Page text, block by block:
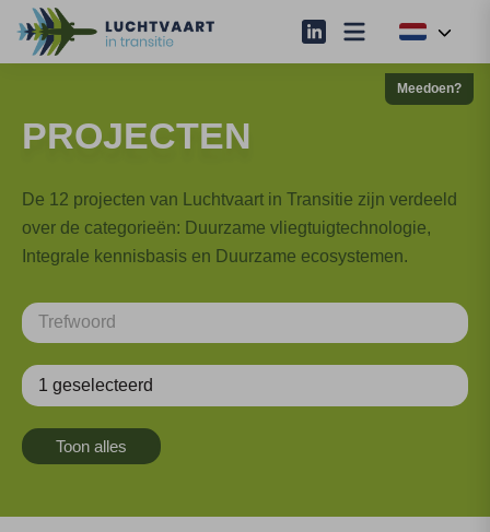
Meedoen?
PROJECTEN
De 12 projecten van Luchtvaart in Transitie zijn verdeeld
over de categorieën: Duurzame vliegtuigtechnologie,
Integrale kennisbasis en Duurzame ecosystemen.
1 geselecteerd